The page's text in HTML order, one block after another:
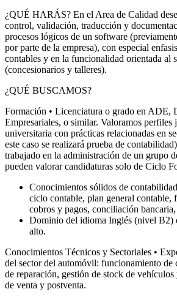
¿QUÉ HARÁS? En el Area de Calidad
control, validación, traducción y
procesos lógicos de un software
por parte de la empresa), con especial
contables y en la funcionalidad orientada al
(concesionarios y talleres).
¿QUÉ BUSCAMOS?
Formación • Licenciatura o grado en ADE,
Empresariales, o similar. Valoramos
universitaria con prácticas relacionadas en
este caso se realizará prueba de
trabajado en la administración de un grupo
pueden valorar candidaturas solo de Ciclo
Conocimientos sólidos de
ciclo contable, plan general contable,
cobros y pagos, conciliación bancaria,
Dominio del idioma Inglés (nivel B2)
alto.
Conocimientos Técnicos y Sectoriales •
del sector del automóvil: funcionamiento de
de reparación, gestión de stock de
de venta y postventa.